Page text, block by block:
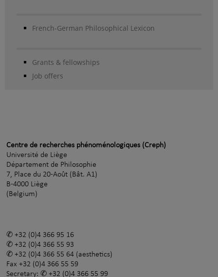
French-German Philosophical Lexicon
Grants & fellowships
Job offers
Centre de recherches phénoménologiques (Creph)
Université de Liège
Département de Philosophie
7, Place du 20-Août (Bât. A1)
B-4000 Liège
(Belgium)
+32 (0)4 366 95 16
+32 (0)4 366 55 93
+32 (0)4 366 55 64 (aesthetics)
Fax +32 (0)4 366 55 59
Secretary:
+32 (0)4 366 55 99